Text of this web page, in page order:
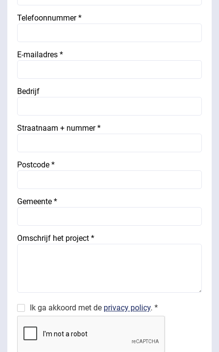
Telefoonnummer *
E-mailadres *
Bedrijf
Straatnaam + nummer *
Postcode *
Gemeente *
Omschrijf het project *
Ik ga akkoord met de privacy policy. *